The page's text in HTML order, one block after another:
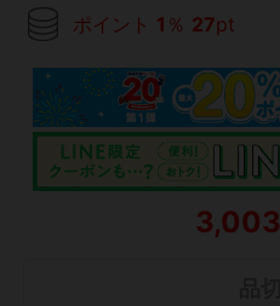
ポイント 1 ％ 27pt
3,003